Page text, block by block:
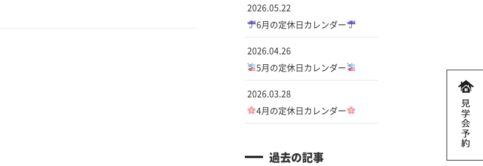
2026.05.22
6月の定休日カレンダー
2026.04.26
5月の定休日カレンダー
2026.03.28
4月の定休日カレンダー
過去の記事